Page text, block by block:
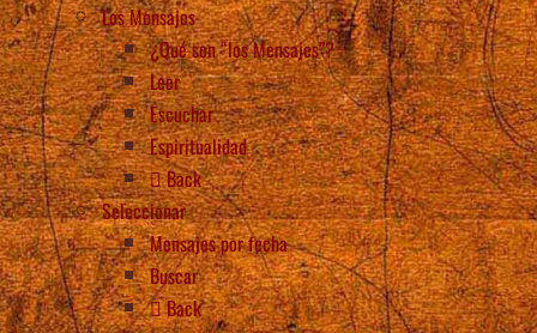
Los Mensajes
¿Qué son “los Mensajes”?
Leer
Escuchar
Espiritualidad
Back
Seleccionar
Mensajes por fecha
Buscar
Back